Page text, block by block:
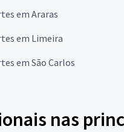
em Araras
em Limeira
em São Carlos
nas